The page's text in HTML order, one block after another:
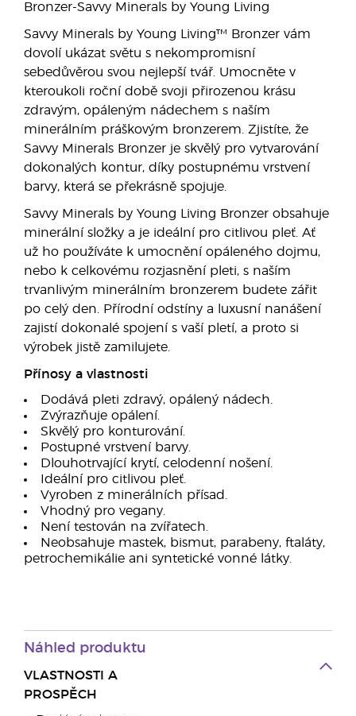
Bronzer-Savvy Minerals by Young Living
Savvy Minerals by Young Living™ Bronzer vám
dovolí ukázat světu s nekompromisní
sebedůvěrou svou nejlepší tvář. Umocněte v
kteroukoli roční době svoji přirozenou krásu
zdravým, opáleným nádechem s naším
minerálním práškovým bronzerem. Zjistíte, že
Savvy Minerals Bronzer je skvělý pro vytvarování
dokonalých kontur, díky postupnému vrstvení
barvy, která se překrásně spojuje.
Savvy Minerals by Young Living Bronzer obsahuje
minerální složky a je ideální pro citlivou pleť. Ať
už ho používáte k umocnění opáleného dojmu,
nebo k celkovému rozjasnění pleti, s naším
trvanlivým minerálním bronzerem budete zářit
po celý den. Přírodní odstíny a luxusní nanášení
zajistí dokonalé spojení s vaší pletí, a proto si
výrobek jistě zamilujete.
Přínosy a vlastnosti
Dodává pleti zdravý, opálený nádech.
Zvýrazňuje opálení.
Skvělý pro konturování.
Postupné vrstvení barvy.
Dlouhotrvající krytí, celodenní nošení.
Ideální pro citlivou pleť.
Vyroben z minerálních přísad.
Vhodný pro vegany.
Není testován na zvířatech.
Neobsahuje mastek, bismut, parabeny, ftaláty,
petrochemikálie ani syntetické vonné látky.
Náhled produktu
VLASTNOSTI A
PROSPĚCH